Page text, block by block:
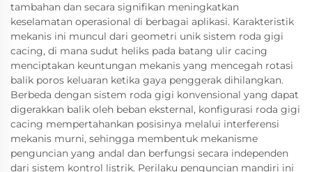
tambahan dan secara signifikan meningkatkan
keselamatan operasional di berbagai aplikasi. Karakteristik
mekanis ini muncul dari geometri unik sistem roda gigi
cacing, di mana sudut heliks pada batang ulir cacing
menciptakan keuntungan mekanis yang mencegah rotasi
balik poros keluaran ketika gaya penggerak dihilangkan.
Berbeda dengan sistem roda gigi konvensional yang dapat
digerakkan balik oleh beban eksternal, konfigurasi roda gigi
cacing mempertahankan posisinya melalui interferensi
mekanis murni, sehingga membentuk mekanisme
penguncian yang andal dan berfungsi secara independen
dari sistem kontrol listrik. Perilaku penguncian mandiri ini